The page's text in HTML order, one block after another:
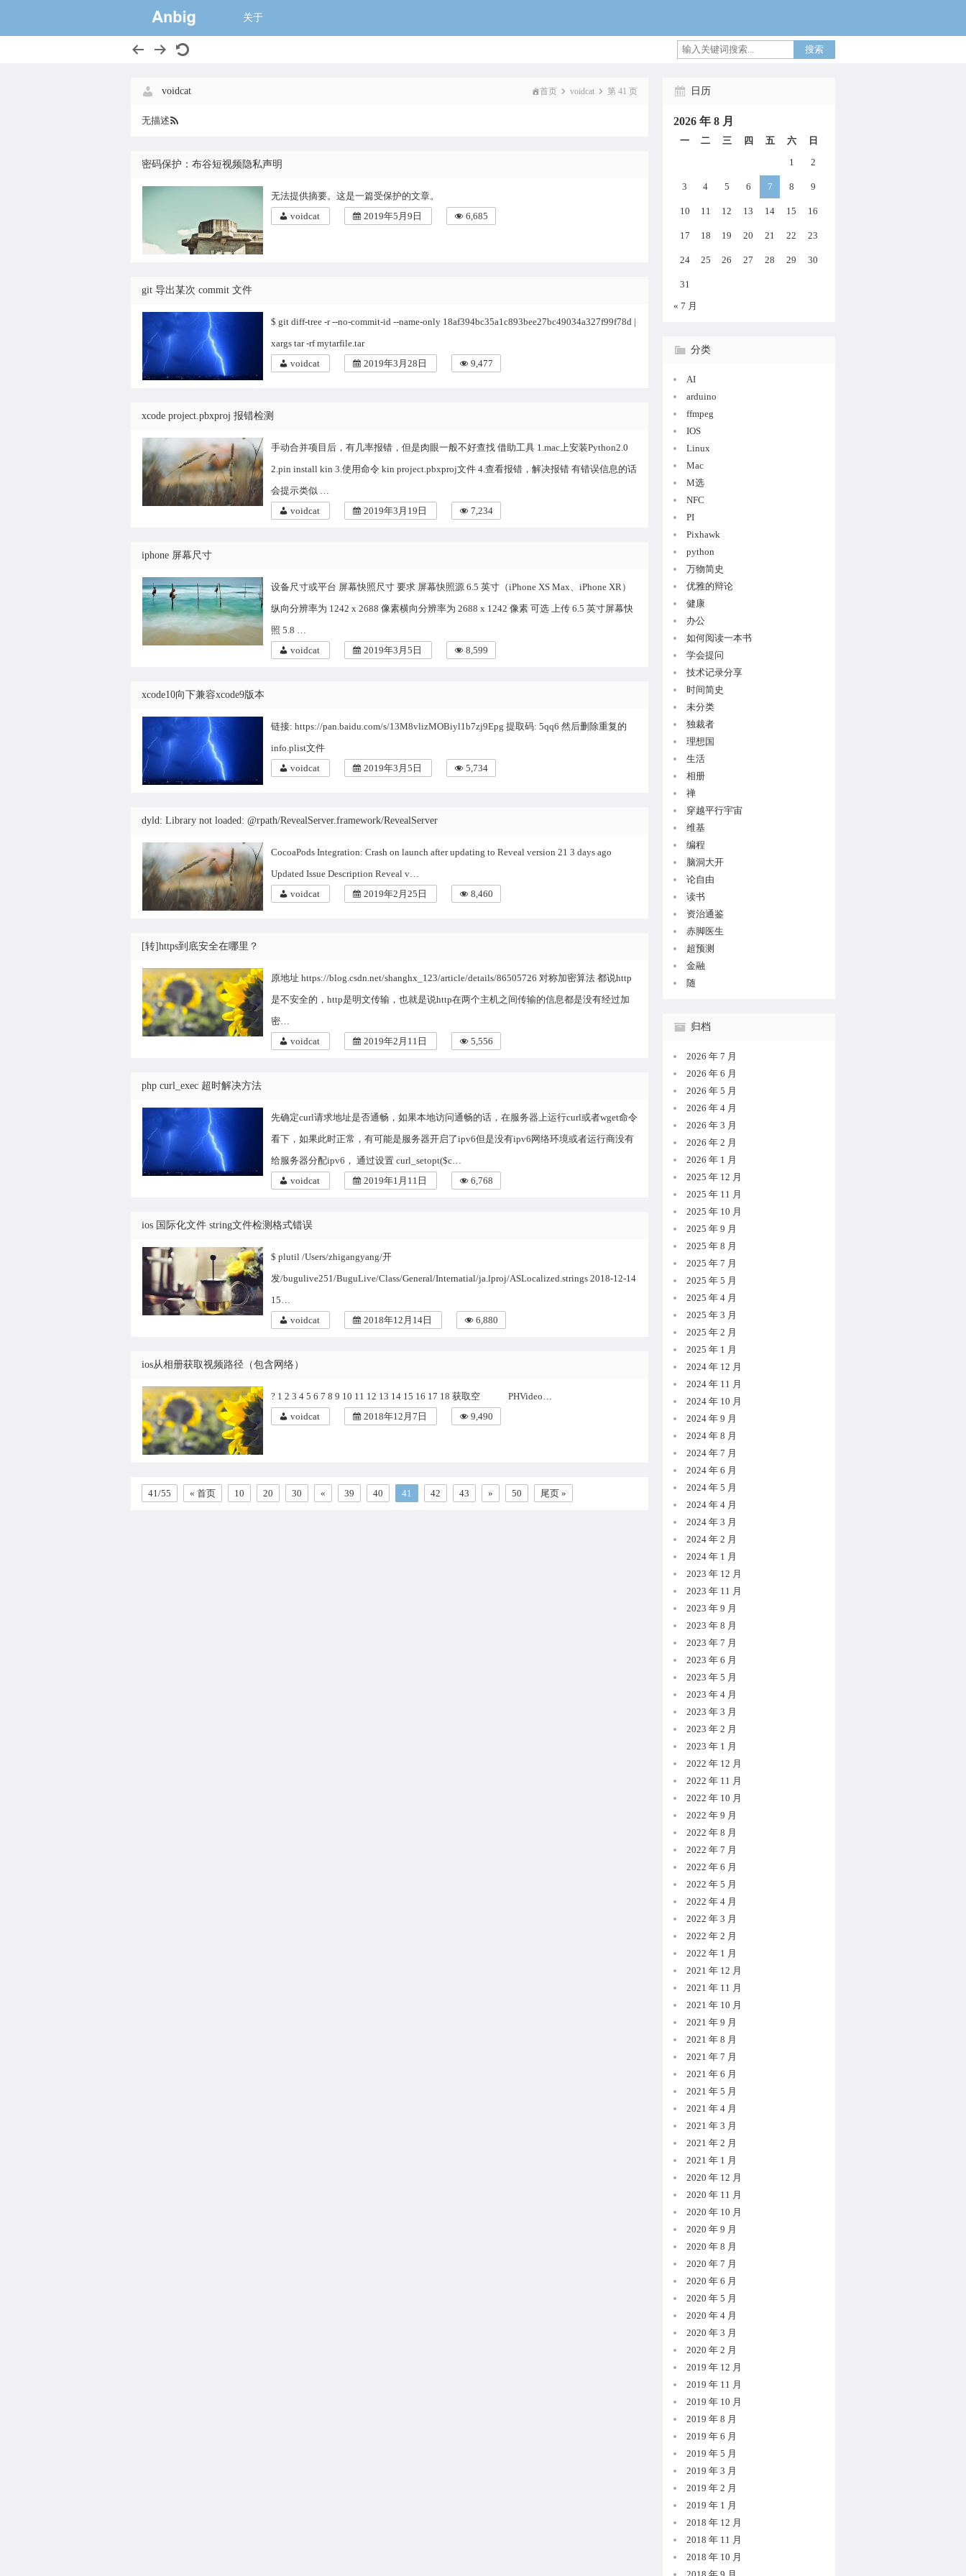
一个大的猫窝,voidcat
关于
搜索
voidcat 首页 voidcat 第 41 页
无描述
密码保护：布谷短视频隐私声明
无法提供摘要。这是一篇受保护的文章。
voidcat
2019年5月9日 6,685
git 导出某次 commit 文件
$ git diff-tree -r --no-commit-id --name-only 18af394bc35a1c893bee27bc49034a327f99f78d |
xargs tar -rf mytarfile.tar
voidcat
2019年3月28日 9,477
xcode project.pbxproj 报错检测
手动合并项目后，有几率报错，但是肉眼一般不好查找 借助工具 1.mac上安装Python2.0
2.pin install kin 3.使用命令 kin project.pbxproj文件 4.查看报错，解决报错 有错误信息的话
会提示类似 …
voidcat
2019年3月19日 7,234
iphone 屏幕尺寸
设备尺寸或平台 屏幕快照尺寸 要求 屏幕快照源 6.5 英寸（iPhone XS Max、iPhone XR）
纵向分辨率为 1242 x 2688 像素横向分辨率为 2688 x 1242 像素 可选 上传 6.5 英寸屏幕快
照 5.8 …
voidcat
2019年3月5日 8,599
xcode10向下兼容xcode9版本
链接: https://pan.baidu.com/s/13M8vlizMOBiyl1b7zj9Epg 提取码: 5qq6 然后删除重复的
info.plist文件
voidcat
2019年3月5日 5,734
dyld: Library not loaded: @rpath/RevealServer.framework/RevealServer
CocoaPods Integration: Crash on launch after updating to Reveal version 21 3 days ago
Updated Issue Description Reveal v…
voidcat
2019年2月25日 8,460
[转]https到底安全在哪里？
原地址 https://blog.csdn.net/shanghx_123/article/details/86505726 对称加密算法 都说http
是不安全的，http是明文传输，也就是说http在两个主机之间传输的信息都是没有经过加
密…
voidcat
2019年2月11日 5,556
php curl_exec 超时解决方法
先确定curl请求地址是否通畅，如果本地访问通畅的话，在服务器上运行curl或者wget命令
看下，如果此时正常，有可能是服务器开启了ipv6但是没有ipv6网络环境或者运行商没有
给服务器分配ipv6， 通过设置 curl_setopt($c…
voidcat
2019年1月11日 6,768
ios 国际化文件 string文件检测格式错误
$ plutil /Users/zhigangyang/开
发/bugulive251/BuguLive/Class/General/Internatial/ja.lproj/ASLocalized.strings 2018-12-14
15…
voidcat
2018年12月14日 6,880
ios从相册获取视频路径（包含网络）
? 1 2 3 4 5 6 7 8 9 10 11 12 13 14 15 16 17 18 获取空 PHVideo…
voidcat
2018年12月7日 9,490
41/55 « 首页 10 20 30 « 39 40 41 42 43 » 50 尾页 »
日历
2026 年 8 月
一 二 三 四 五 六
日
1
2
3 4 5 6 7 8 9
10 11 12 13 14 15 16
17 18 19 20 21 22 23
24 25 26 27 28 29 30
31
« 7 月
分类
AI
arduino
ffmpeg
IOS
Linux
Mac
M选
NFC
PI
Pixhawk
python
万物简史
优雅的辩论
健康
办公
如何阅读一本书
学会提问
技术记录分享
时间简史
未分类
独裁者
理想国
生活
相册
禅
穿越平行宇宙
维基
编程
脑洞大开
论自由
读书
资治通鉴
赤脚医生
超预测
金融
随
归档
2026 年 7 月
2026 年 6 月
2026 年 5 月
2026 年 4 月
2026 年 3 月
2026 年 2 月
2026 年 1 月
2025 年 12 月
2025 年 11 月
2025 年 10 月
2025 年 9 月
2025 年 8 月
2025 年 7 月
2025 年 5 月
2025 年 4 月
2025 年 3 月
2025 年 2 月
2025 年 1 月
2024 年 12 月
2024 年 11 月
2024 年 10 月
2024 年 9 月
2024 年 8 月
2024 年 7 月
2024 年 6 月
2024 年 5 月
2024 年 4 月
2024 年 3 月
2024 年 2 月
2024 年 1 月
2023 年 12 月
2023 年 11 月
2023 年 9 月
2023 年 8 月
2023 年 7 月
2023 年 6 月
2023 年 5 月
2023 年 4 月
2023 年 3 月
2023 年 2 月
2023 年 1 月
2022 年 12 月
2022 年 11 月
2022 年 10 月
2022 年 9 月
2022 年 8 月
2022 年 7 月
2022 年 6 月
2022 年 5 月
2022 年 4 月
2022 年 3 月
2022 年 2 月
2022 年 1 月
2021 年 12 月
2021 年 11 月
2021 年 10 月
2021 年 9 月
2021 年 8 月
2021 年 7 月
2021 年 6 月
2021 年 5 月
2021 年 4 月
2021 年 3 月
2021 年 2 月
2021 年 1 月
2020 年 12 月
2020 年 11 月
2020 年 10 月
2020 年 9 月
2020 年 8 月
2020 年 7 月
2020 年 6 月
2020 年 5 月
2020 年 4 月
2020 年 3 月
2020 年 2 月
2019 年 12 月
2019 年 11 月
2019 年 10 月
2019 年 8 月
2019 年 6 月
2019 年 5 月
2019 年 3 月
2019 年 2 月
2019 年 1 月
2018 年 12 月
2018 年 11 月
2018 年 10 月